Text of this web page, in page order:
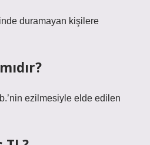
duramayan kişilere
ezilmesiyle elde edilen